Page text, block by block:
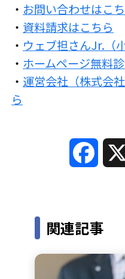
・ お問い合わせはこ
・ 資料請求はこちら
・ ウェブ担さんJr.（
・ ホームページ無料
・ 運営会社（株式会
ら
b
関連記事